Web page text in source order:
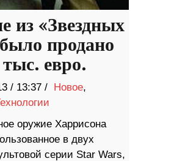
из «Звездных
продано
евро.
/ 13:37 / Новое,
оружие Харрисона
в двух
серии Star Wars,